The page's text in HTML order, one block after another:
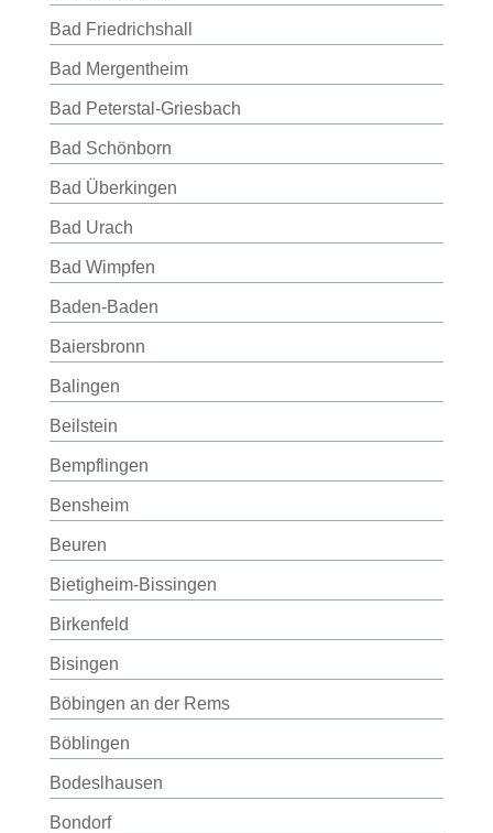
Bad Friedrichshall
Bad Mergentheim
Bad Peterstal-Griesbach
Bad Schönborn
Bad Überkingen
Bad Urach
Bad Wimpfen
Baden-Baden
Baiersbronn
Balingen
Beilstein
Bempflingen
Bensheim
Beuren
Bietigheim-Bissingen
Birkenfeld
Bisingen
Böbingen an der Rems
Böblingen
Bodeslhausen
Bondorf